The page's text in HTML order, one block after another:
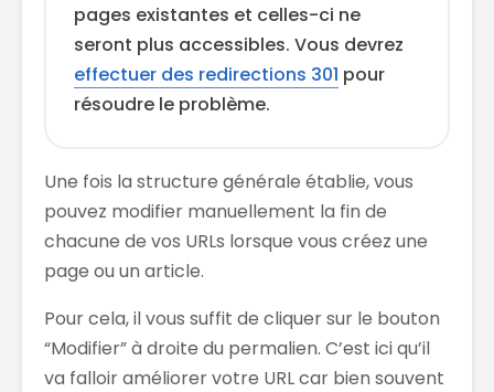
pages existantes et celles-ci ne
seront plus accessibles. Vous devrez
effectuer des redirections 301 pour
résoudre le problème.
Une fois la structure générale établie, vous
pouvez modifier manuellement la fin de
chacune de vos URLs lorsque vous créez une
page ou un article.
Pour cela, il vous suffit de cliquer sur le bouton
“Modifier” à droite du permalien. C’est ici qu’il
va falloir améliorer votre URL car bien souvent